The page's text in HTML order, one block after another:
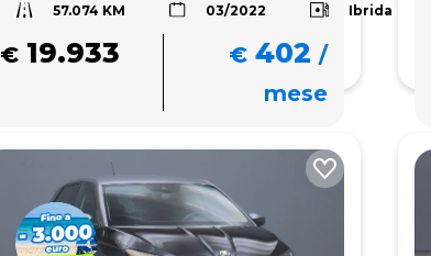
57.074 KM 03/2022 Ibrida
€ 19.933 € 402 /
mese